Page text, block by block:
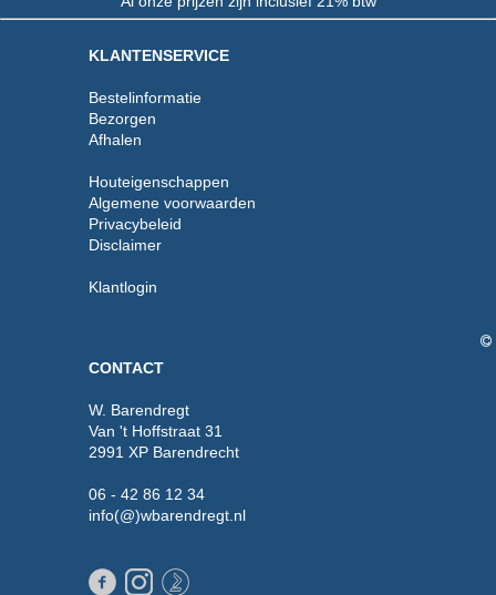
KLANTENSERVICE
Bestelinformatie
Bezorgen
Afhalen
Houteigenschappen
Algemene voorwaarden
Privacybeleid
Disclaimer
Klantlogin
CONTACT
W. Barendregt
Van 't Hoffstraat 31
2991 XP Barendrecht
06 - 42 86 12 34
info(@)wbarendregt.nl